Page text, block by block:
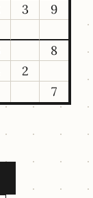
3
9
8
2
7